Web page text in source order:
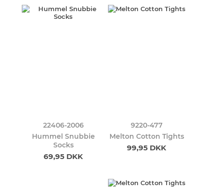
22406-2006
Hummel Snubbie
Socks
69,95 DKK
9220-477
Melton Cotton Tights
99,95 DKK